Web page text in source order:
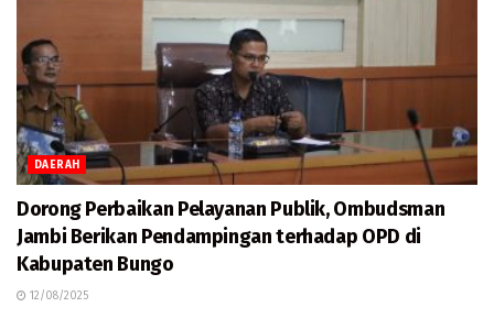
DAERAH
Dorong Perbaikan Pelayanan Publik, Ombudsman
Jambi Berikan Pendampingan terhadap OPD di
Kabupaten Bungo
12/08/2025